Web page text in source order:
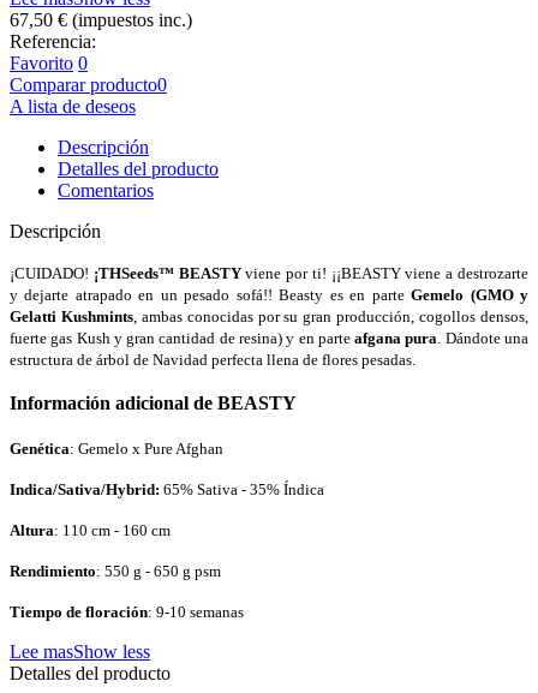
67,50 € (impuestos inc.)
Referencia:
Favorito 0
Comparar producto0
A lista de deseos
Descripción
Detalles del producto
Comentarios
Descripción
¡CUIDADO! ¡THSeeds™ BEASTYviene por ti! ¡¡BEASTY viene a destrozarte
y dejarte atrapado en un pesado sofá!! Beasty es en parteGemelo (GMO y
Gelatti Kushmints, ambas conocidas por su gran producción, cogollos densos,
fuerte gas Kush y gran cantidad de resina) y en parteafgana pura . Dándote una
estructura de árbol de Navidad perfecta llena de flores pesadas.
Información adicional de BEASTY
Genética: Gemelo x Pure Afghan
Indica/Sativa/Hybrid: 65% Sativa - 35% Índica
Altura: 110 cm - 160 cm
Rendimiento: 550 g - 650 g psm
Tiempo de floración: 9-10 semanas
Lee masShow less
Detalles del producto